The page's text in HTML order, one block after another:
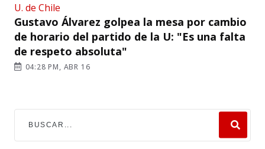
U. de Chile
Gustavo Álvarez golpea la mesa por cambio
de horario del partido de la U: "Es una falta
de respeto absoluta"
04:28 PM, ABR 16